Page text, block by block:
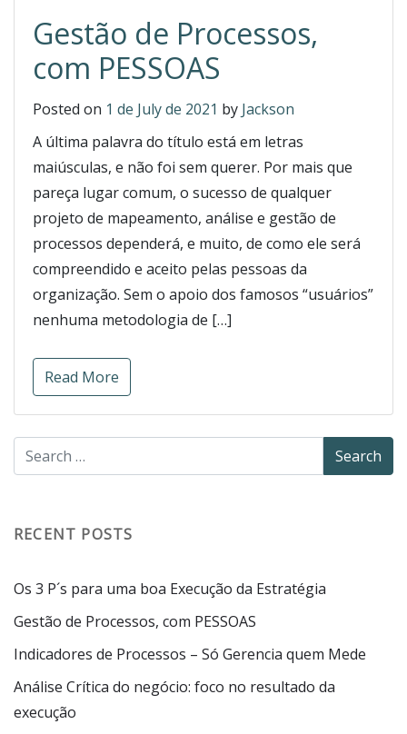
Gestão de Processos,
com PESSOAS
Posted on 1 de July de 2021 by Jackson
A última palavra do título está em letras
maiúsculas, e não foi sem querer. Por mais que
pareça lugar comum, o sucesso de qualquer
projeto de mapeamento, análise e gestão de
processos dependerá, e muito, de como ele será
compreendido e aceito pelas pessoas da
organização. Sem o apoio dos famosos “usuários”
nenhuma metodologia de […]
Read More
RECENT POSTS
Os 3 P´s para uma boa Execução da Estratégia
Gestão de Processos, com PESSOAS
Indicadores de Processos – Só Gerencia quem Mede
Análise Crítica do negócio: foco no resultado da
execução